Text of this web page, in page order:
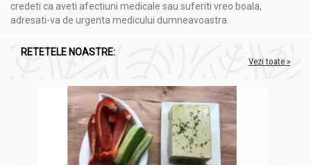
Nu utiliza uleiul esențial de mentă nediluat direct pe
sau să îl utilizezi în combinație cu alte uleiuri esențiale,
în contact cu ochii, clătește imediat cu apă curată și
consultă un medic, dacă apar iritații persistente.
Nu înghite uleiul esențial de mentă. Este destinat
exclusiv utilizării externe. Dacă este ingerat accidental,
caută asistență medicală de urgență.
Femeile gravide și mamele care alăpteazăar trebui să
credeti ca aveti afectiuni medicale sau suferiti vreo boala,
adresati-va de urgenta medicului dumneavoastra.
RETETELE NOASTRE:
Vezi toate »